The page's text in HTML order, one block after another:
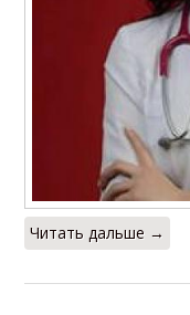
Читать дальше →